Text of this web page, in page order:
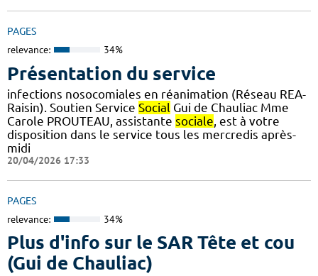
PAGES
relevance: 34%
Présentation du service
infections nosocomiales en réanimation (Réseau REA-
Raisin). Soutien Service Social Gui de Chauliac Mme
Carole PROUTEAU, assistante sociale, est à votre
disposition dans le service tous les mercredis après-
midi
20/04/2026 17:33
PAGES
relevance: 34%
Plus d'info sur le SAR Tête et cou
(Gui de Chauliac)